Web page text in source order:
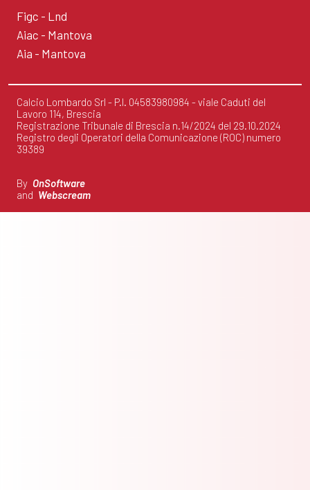
Figc - Lnd
Aiac - Mantova
Aia - Mantova
Calcio Lombardo Srl - P.I. 04583980984 - viale Caduti del
Lavoro 114, Brescia
Registrazione Tribunale di Brescia n.14/2024 del 29.10.2024
Registro degli Operatori della Comunicazione (ROC) numero
39389
By OnSoftware
and Webscream